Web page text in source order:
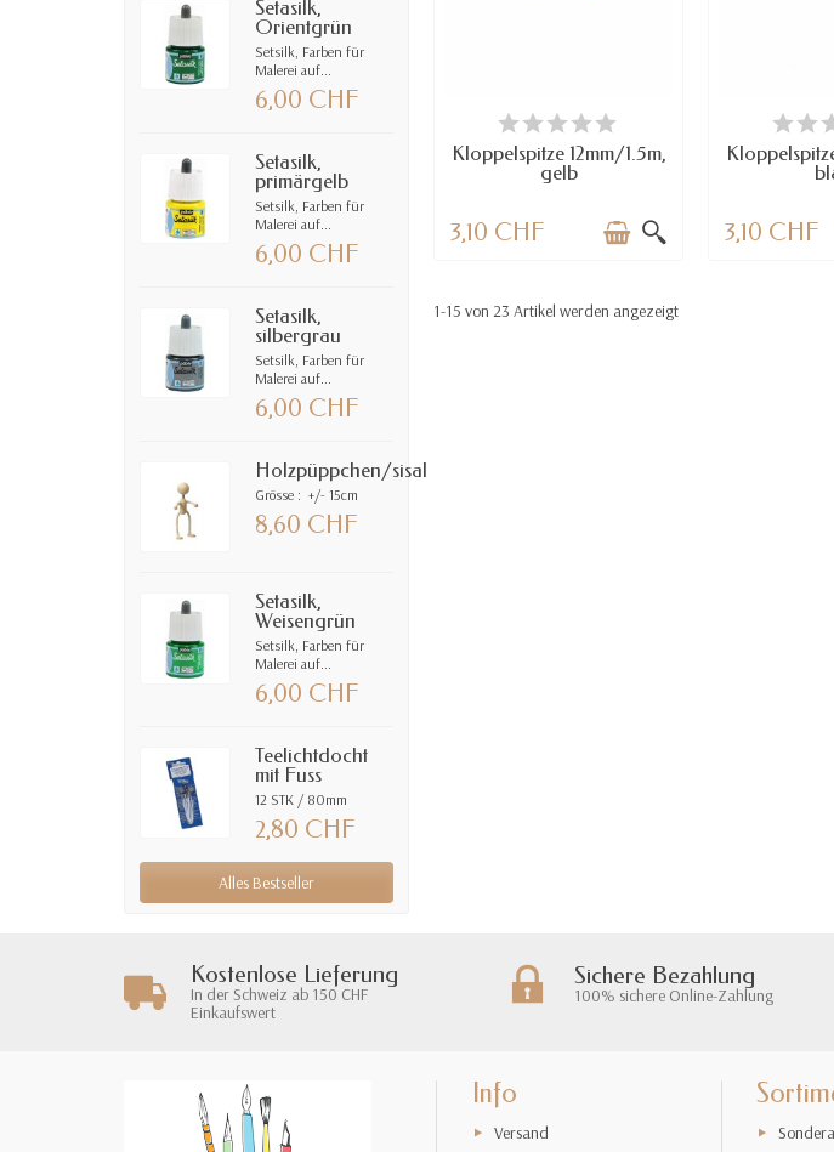
Setasilk,
Orientgrün
Setsilk, Farben für
Malerei auf...
6,00 CHF
Setasilk,
primärgelb
Setsilk, Farben für
Malerei auf...
6,00 CHF
Setasilk,
silbergrau
Setsilk, Farben für
Malerei auf...
6,00 CHF
Holzpüppchen/sisal
Grösse : +/- 15cm
8,60 CHF
Setasilk,
Weisengrün
Setsilk, Farben für
Malerei auf...
6,00 CHF
Teelichtdocht
mit Fuss
12 STK / 80mm
2,80 CHF
Alles Bestseller
VERFÜGBAR
Kloppelspitze 12mm/1.5m,
gelb
3,10 CHF 3,10 CHF
1-15 von 23 Artikel werden angezeigt
Kostenlose Lieferung
In der Schweiz ab 150 CHF
Einkaufswert
Sichere Bezahlung
100% sichere Online-Zahlung
Info
Versand